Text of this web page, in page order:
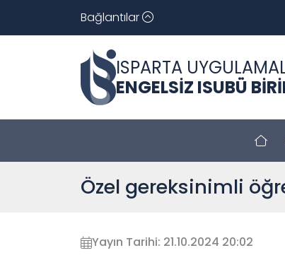
Bağlantılar
ISPARTA
ENGELSİZ ISUBÜ
Özel gereksinimli
Yayın Tarihi: 21.10.2024 20:02